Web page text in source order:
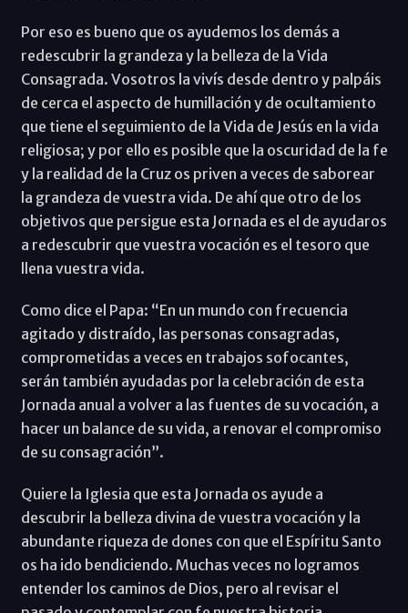
Por eso es bueno que os ayudemos los demás a
redescubrir la grandeza y la belleza de la Vida
Consagrada. Vosotros la vivís desde dentro y palpáis
de cerca el aspecto de humillación y de ocultamiento
que tiene el seguimiento de la Vida de Jesús en la vida
religiosa; y por ello es posible que la oscuridad de la fe
y la realidad de la Cruz os priven a veces de saborear
la grandeza de vuestra vida. De ahí que otro de los
objetivos que persigue esta Jornada es el de ayudaros
a redescubrir que vuestra vocación es el tesoro que
llena vuestra vida.
Como dice el Papa: “En un mundo con frecuencia
agitado y distraído, las personas consagradas,
comprometidas a veces en trabajos sofocantes,
serán también ayudadas por la celebración de esta
Jornada anual a volver a las fuentes de su vocación, a
hacer un balance de su vida, a renovar el compromiso
de su consagración”.
Quiere la Iglesia que esta Jornada os ayude a
descubrir la belleza divina de vuestra vocación y la
abundante riqueza de dones con que el Espíritu Santo
os ha ido bendiciendo. Muchas veces no logramos
entender los caminos de Dios, pero al revisar el